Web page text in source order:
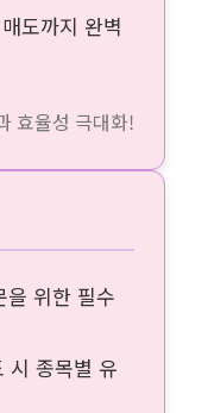
도까지 완벽
효율성 극대화!
을 위한 필수
시 종목별 유